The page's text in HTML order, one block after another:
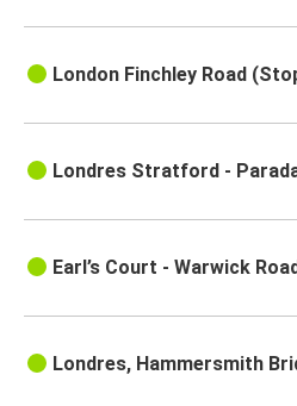
London Finchley Road
Londres Stratford -
Earl’s Court - Warwick
Londres, Hammersmith